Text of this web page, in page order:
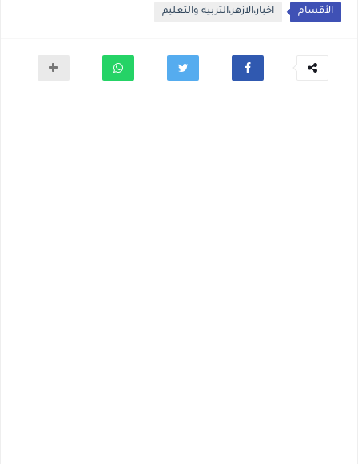
الأقسام اخبار،الازهر،التربيه والتعليم